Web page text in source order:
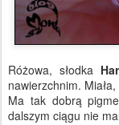
Różowa, słodka
nawierzchnim.
Ma tak dobrą
dalszym ciągu nie